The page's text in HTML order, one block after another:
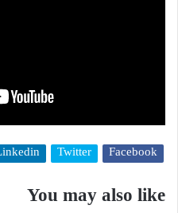
Facebook
Twitter
You may also like